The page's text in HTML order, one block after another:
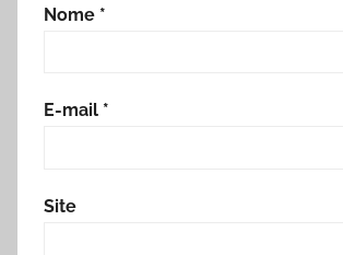
Nome *
E-mail *
Site